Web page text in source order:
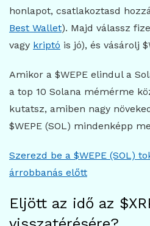
honlapot, csatlakoztasd
Best Wallet). Majd válassz
vagy kriptó is jó), és vásárolj
Amikor a $WEPE elindul a
a top 10 Solana mémérme
kutatsz, amiben nagy
$WEPE (SOL) mindenképp
Szerezd be a $WEPE (SOL)
árrobbanás előtt
Eljött az idő az